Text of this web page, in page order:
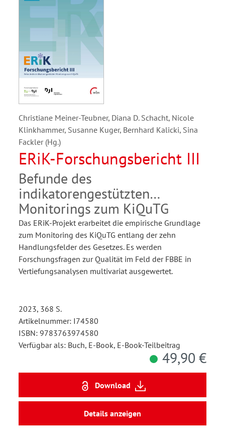
Christiane Meiner-Teubner, Diana D. Schacht, Nicole
Klinkhammer, Susanne Kuger, Bernhard Kalicki, Sina
Fackler (Hg.)
ERiK-Forschungsbericht III
Befunde des
indikatorengestützten
Monitorings zum KiQuTG
Das ERiK-Projekt erarbeitet die empirische Grundlage
zum Monitoring des KiQuTG entlang der zehn
Handlungsfelder des Gesetzes. Es werden
Forschungsfragen zur Qualität im Feld der FBBE in
Vertiefungsanalysen multivariat ausgewertet.
2023, 368 S.
Artikelnummer: I74580
ISBN: 9783763974580
Verfügbar als: Buch, E-Book, E-Book-Teilbeitrag
49,90 €
Download
Details anzeigen